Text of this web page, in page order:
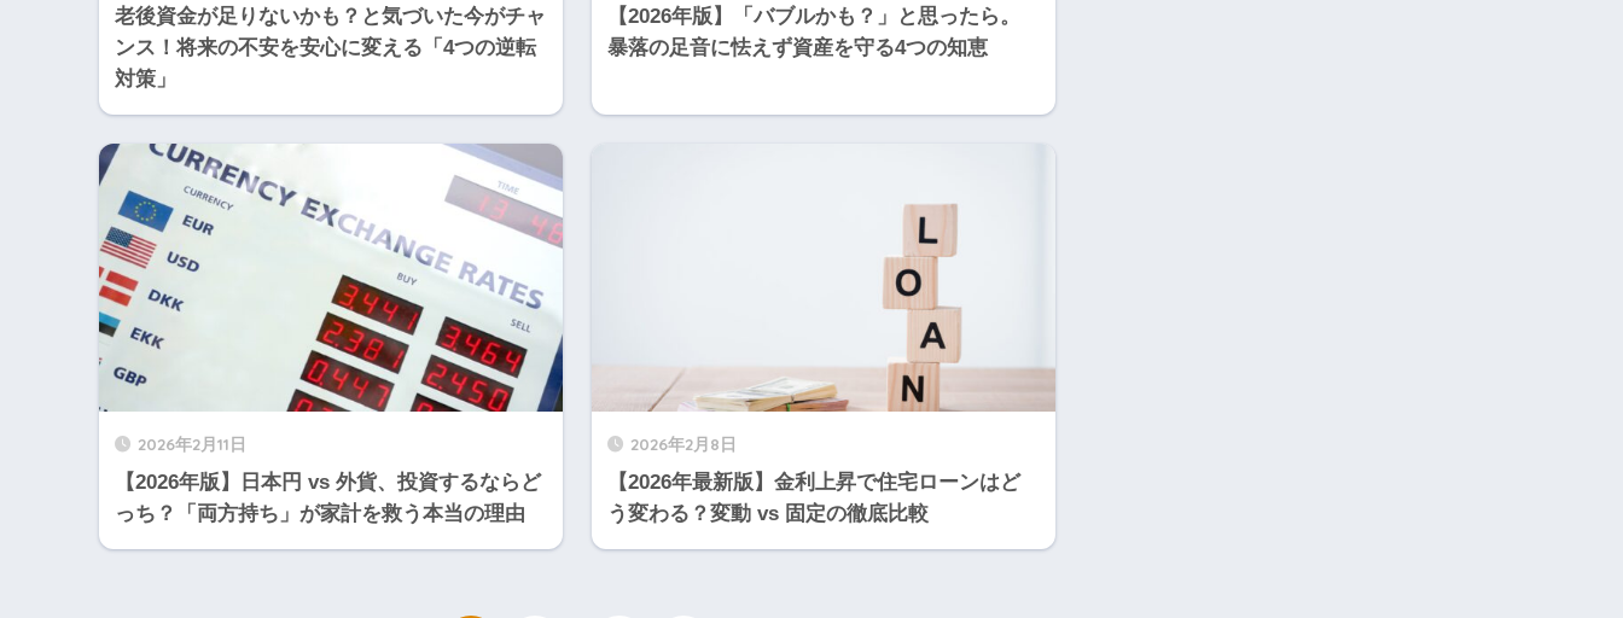
老後資金が足りないかも？と気づいた今がチャ
ンス！将来の不安を安心に変える「4つの逆転
対策」
【2026年版】「バブルかも？」と思ったら。
暴落の足音に怯えず資産を守る4つの知恵
2026年2月11日
【2026年版】日本円 vs 外貨、投資するならど
っち？「両方持ち」が家計を救う本当の理由
2026年2月8日
【2026年最新版】金利上昇で住宅ローンはど
う変わる？変動 vs 固定の徹底比較